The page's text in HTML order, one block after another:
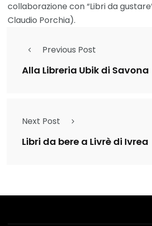
collaborazione con “Libri da
Claudio Porchia).
Previous Post
Alla Libreria Ubik di Savona
Next Post
Libri da bere a Livrè di Ivrea